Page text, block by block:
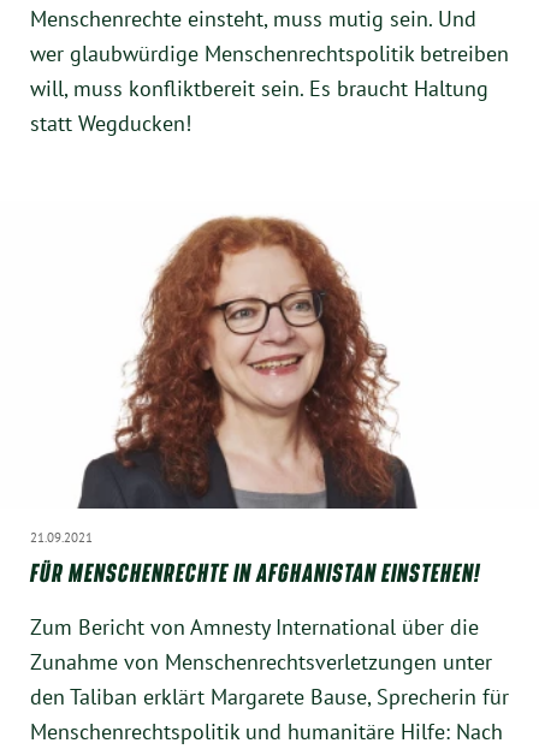
Menschenrechte einsteht, muss mutig sein. Und
wer glaubwürdige Menschenrechtspolitik betreiben
will, muss konfliktbereit sein. Es braucht Haltung
statt Wegducken!
21.09.2021
FÜR MENSCHENRECHTE IN AFGHANISTAN EINSTEHEN!
Zum Bericht von Amnesty International über die
Zunahme von Menschenrechtsverletzungen unter
den Taliban erklärt Margarete Bause, Sprecherin für
Menschenrechtspolitik und humanitäre Hilfe: Nach